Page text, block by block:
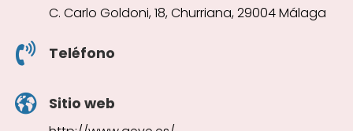
C. Carlo Goldoni, 18, Churriana, 29004 Málaga
Teléfono
Sitio web